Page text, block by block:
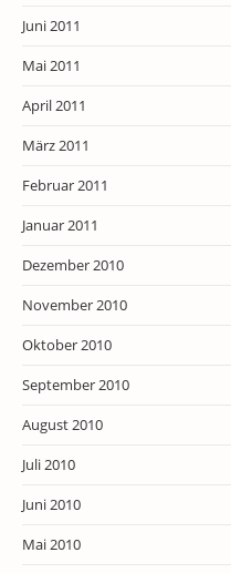
Juni 2011
Mai 2011
April 2011
März 2011
Februar 2011
Januar 2011
Dezember 2010
November 2010
Oktober 2010
September 2010
August 2010
Juli 2010
Juni 2010
Mai 2010